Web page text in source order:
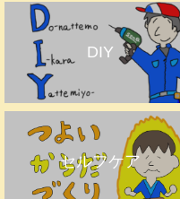
DIY
セルフケア